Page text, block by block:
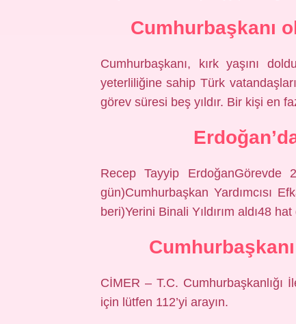
Cumhurbaşkanı
Cumhurbaşkanı, kırk yaşını
yeterliliğine sahip Türk
görev süresi beş yıldır. Bir kişi en
Recep Tayyip ErdoğanGörevde
gün)Cumhurbaşkan Yardımcısı
beri)Yerini Binali Yıldırım aldı48
CİMER – T.C. Cumhurbaşkanlığı
için lütfen 112’yi arayın.